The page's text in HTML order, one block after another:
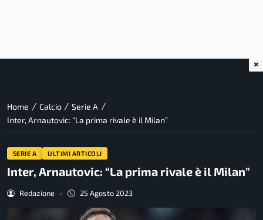
Home / Calcio / Serie A /
Inter, Arnautovic: “La prima rivale è il Milan”
SERIE A ULTIMI ARTICOLI
Inter, Arnautovic: “La prima rivale è il Milan”
Redazione - 25 Agosto 2023
×